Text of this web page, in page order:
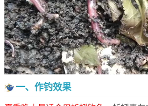
一、作钓效果